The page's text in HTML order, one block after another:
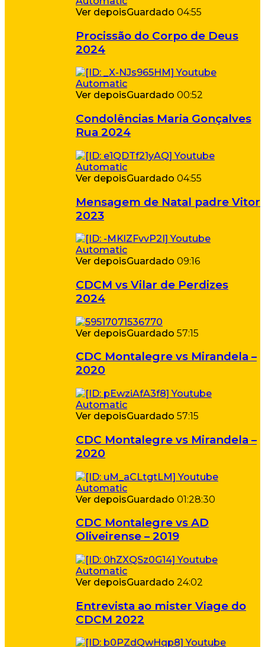
Ver depoisGuardado 04:55
Procissão do Corpo de Deus
2024
Ver depoisGuardado 00:52
Condolências Maria Gonçalves
Rua 2024
Ver depoisGuardado 04:55
Mensagem de Natal padre Vitor
2023
Ver depoisGuardado 09:16
CDCM vs Vilar de Perdizes
2024
Ver depoisGuardado 57:15
CDC Montalegre vs Mirandela –
2020
Ver depoisGuardado 57:15
CDC Montalegre vs Mirandela –
2020
Ver depoisGuardado 01:28:30
CDC Montalegre vs AD
Oliveirense – 2019
Ver depoisGuardado 24:02
Entrevista ao mister Viage do
CDCM 2022